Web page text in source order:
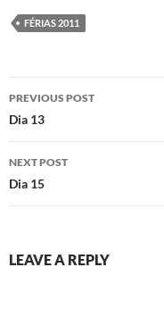
FÉRIAS 2011
Post
navigation
PREVIOUS POST
Dia 13
NEXT POST
Dia 15
LEAVE A REPLY